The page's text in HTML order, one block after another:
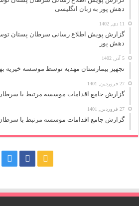
دهش پور به زبان انگلیسی
11 دی, 1402
گزارش پویش اطلاع رسانی سرطان پستان
دهش پور
5 آذر, 1402
تجهیز بیمارستان مهدیه توسط موسسه خیریه
27 فروردین, 1401
گزارش جامع اقدامات موسسه مرتبط با
27 فروردین, 1401
گزارش جامع اقدامات موسسه مرتبط با